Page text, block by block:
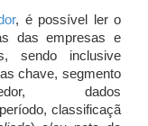
, é possível ler o
das empresas e
sendo inclusive
chave, segmento
dados
classificaçã